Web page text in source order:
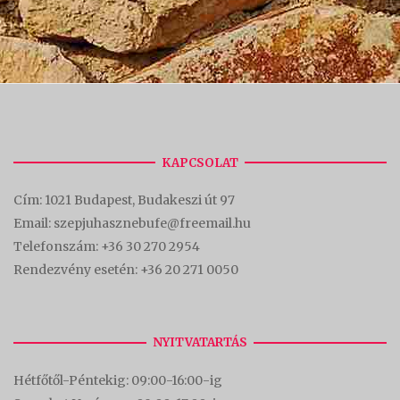
KAPCSOLAT
Cím: 1021 Budapest, Budakeszi út 97
Email: szepjuhasznebufe@freemail.hu
Telefonszám: +36 30 270 2954
Rendezvény esetén: +36 20 271 0050
NYITVATARTÁS
Hétfőtől-Péntekig: 09:00-16:00-ig